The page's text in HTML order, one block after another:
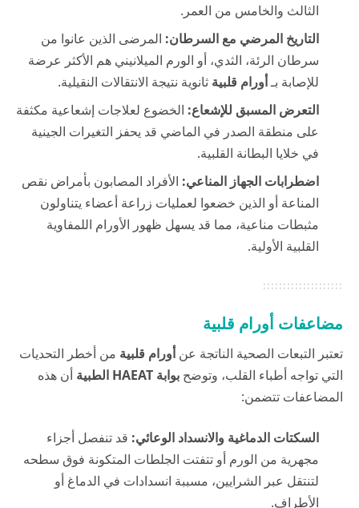
الثالث والخامس من العمر.
التاريخ المرضي مع السرطان: المرضى الذين عانوا من
سرطان الرئة، الثدي، أو الورم الميلانيني هم الأكثر عرضة
للإصابة بـأورام قلبية ثانوية نتيجة الانتقالات النقيلية.
التعرض المسبق للإشعاع: الخضوع لعلاجات إشعاعية مكثفة
على منطقة الصدر في الماضي قد يحفز التغيرات الجينية
في خلايا البطانة القلبية.
اضطرابات الجهاز المناعي: الأفراد المصابون بأمراض نقص
المناعة أو الذين خضعوا لعمليات زراعة أعضاء يتناولون
مثبطات مناعية، مما قد يسهل ظهور الأورام اللمفاوية
القلبية الأولية.
مضاعفات أورام قلبية
تعتبر التبعات الصحية الناتجة عنأورام قلبية من أخطر التحديات
التي تواجه أطباء القلب، وتوضح بوابة HAEAT الطبية
أن هذه
المضاعفات تتضمن:
السكتات الدماغية والانسداد الوعائي: قد تنفصل أجزاء
مجهرية من الورم أو تتفتت الجلطات المتكونة فوق سطحه
لتنتقل عبر الشرايين، مسببة انسدادات في الدماغ أو
الأطراف.